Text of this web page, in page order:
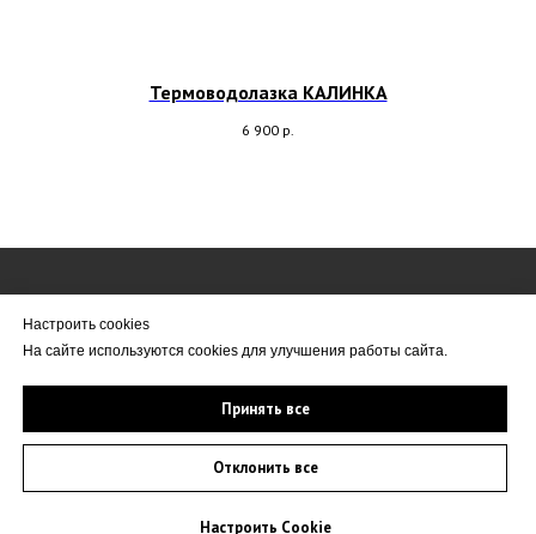
Термоводолазка КАЛИНКА
6 900 р.
© Все права защищены. immagic.ru 2008-2026
e-mail:info@immaguc.ru
Возврат и обмен
Настроить cookies
На сайте используются cookies для улучшения работы сайта.
Принять все
Отклонить все
Настроить Cookie